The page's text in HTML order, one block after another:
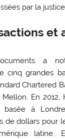
par la
et
a
cinq grandes
Chartered
En 2012,
basée à
de dollars pour
latine.